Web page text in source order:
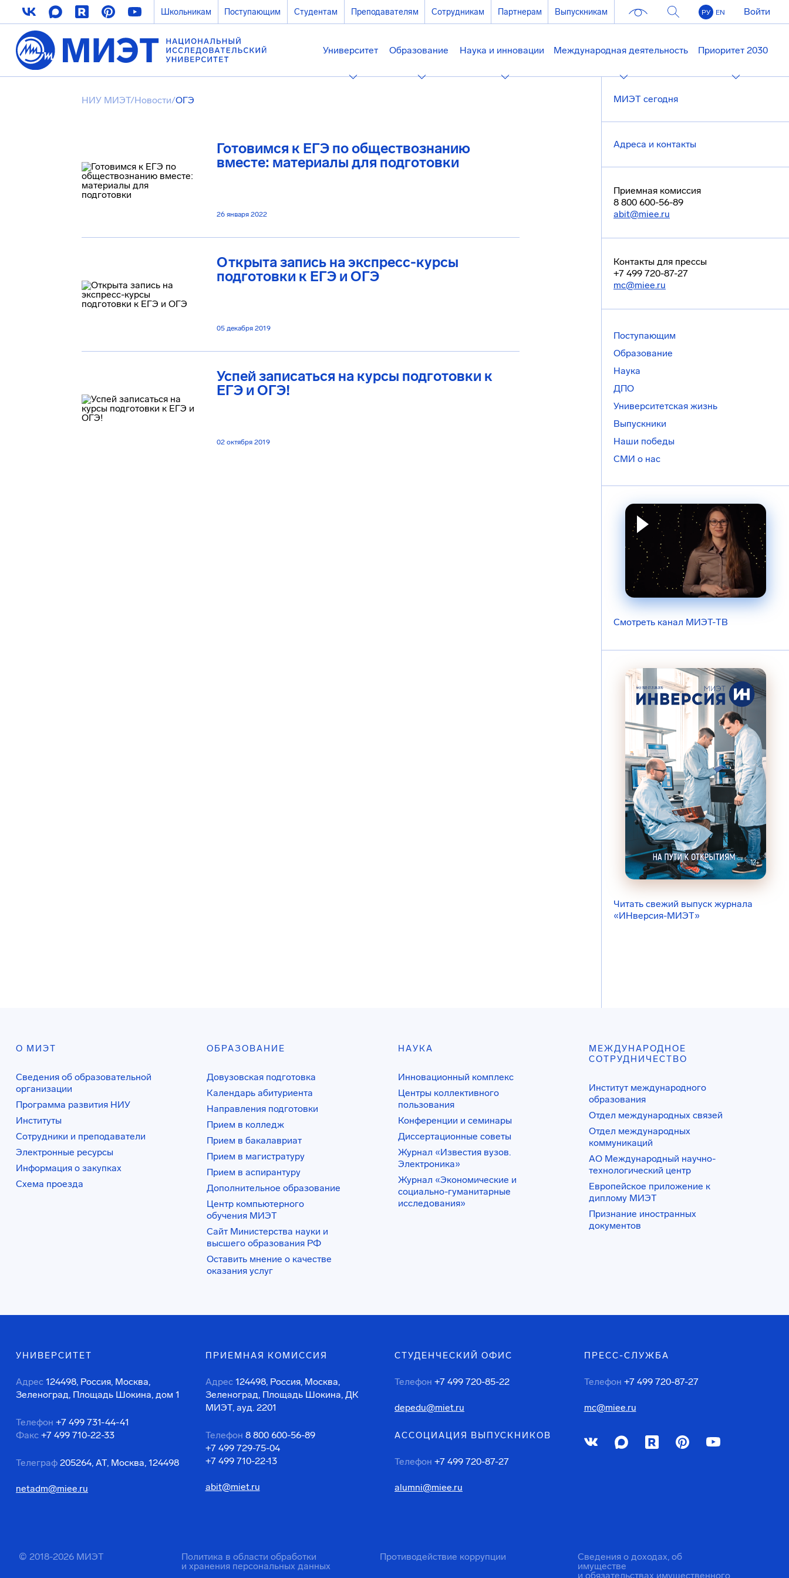
Школьникам Поступающим Студентам Преподавателям Сотрудникам Партнерам Выпускникам РУ EN Войти
Университет Образование Наука и инновации Международная деятельность Приоритет 2030
НИУ МИЭТ/Новости/ОГЭ
Готовимся к ЕГЭ по обществознанию
вместе: материалы для подготовки
26 января 2022
Открыта запись на экспресс-курсы
подготовки к ЕГЭ и ОГЭ
05 декабря 2019
Успей записаться на курсы подготовки к
ЕГЭ и ОГЭ!
02 октября 2019
МИЭТ сегодня
Адреса и контакты
Приемная комиссия
8 800 600-56-89
abit@miee.ru
Контакты для прессы
+7 499 720-87-27
mc@miee.ru
Поступающим
Образование
Наука
ДПО
Университетская жизнь
Выпускники
Наши победы
СМИ о нас
Смотреть канал МИЭТ-ТВ
Читать свежий выпуск журнала
«ИНверсия-МИЭТ»
О МИЭТ
Сведения об образовательной
организации
Программа развития НИУ
Институты
Сотрудники и преподаватели
Электронные ресурсы
Информация о закупках
Схема проезда
ОБРАЗОВАНИЕ
Довузовская подготовка
Календарь абитуриента
Направления подготовки
Прием в колледж
Прием в бакалавриат
Прием в магистратуру
Прием в аспирантуру
Дополнительное образование
Центр компьютерного
обучения МИЭТ
Сайт Министерства науки и
высшего образования РФ
Оставить мнение о качестве
оказания услуг
НАУКА
Инновационный комплекс
Центры коллективного
пользования
Конференции и семинары
Диссертационные советы
Журнал «Известия вузов.
Электроника»
Журнал «Экономические и
социально-гуманитарные
исследования»
МЕЖДУНАРОДНОЕ
СОТРУДНИЧЕСТВО
Институт международного
образования
Отдел международных связей
Отдел международных
коммуникаций
АО Международный научно-
технологический центр
Европейское приложение к
диплому МИЭТ
Признание иностранных
документов
УНИВЕРСИТЕТ
Адрес 124498, Россия, Москва,
Зеленоград, Площадь Шокина, дом 1
Телефон +7 499 731-44-41
Факс +7 499 710-22-33
Телеграф 205264, АТ, Москва, 124498
netadm@miee.ru
ПРИЕМНАЯ КОМИССИЯ
Адрес 124498, Россия, Москва,
Зеленоград, Площадь Шокина, ДК
МИЭТ, ауд. 2201
Телефон 8 800 600-56-89
+7 499 729-75-04
+7 499 710-22-13
abit@miet.ru
СТУДЕНЧЕСКИЙ ОФИС
Телефон +7 499 720-85-22
depedu@miet.ru
АССОЦИАЦИЯ ВЫПУСКНИКОВ
Телефон +7 499 720-87-27
alumni@miee.ru
ПРЕСС-СЛУЖБА
Телефон +7 499 720-87-27
mc@miee.ru
© 2018-2026 МИЭТ
Политика в области обработки
и хранения персональных данных
Противодействие коррупции
Сведения о доходах, об
имуществе
и обязательствах имущественного